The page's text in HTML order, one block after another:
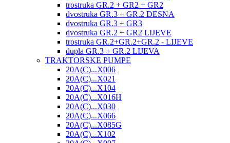
trostruka GR.2 + GR2 + GR2
dvostruka GR.3 + GR.2 DESNA
dvostruka GR.3 + GR3
dvostruka GR.2 + GR2 LIJEVE
trostruka GR.2+GR.2+GR.2 - LIJEVE
dupla GR.3 + GR.2 LIJEVA
TRAKTORSKE PUMPE
20A(C)...X006
20A(C)...X021
20A(C)...X104
20A(C)...X016H
20A(C)...X030
20A(C)...X066
20A(C)...X085G
20A(C)...X102